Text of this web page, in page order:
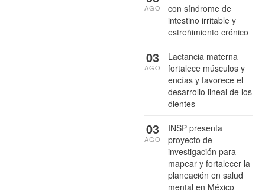
con síndrome de
intestino irritable y
estreñimiento crónico
AGO
Lactancia materna
fortalece músculos y
encías y favorece el
desarrollo lineal de los
dientes
03
AGO
INSP presenta
proyecto de
investigación para
mapear y fortalecer la
planeación en salud
mental en México
03
AGO